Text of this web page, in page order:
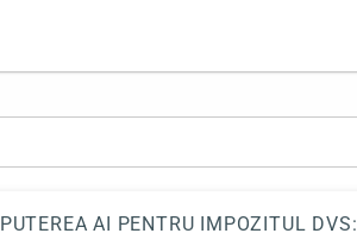
PUTEREA AI PENTRU IMPOZITUL DVS: